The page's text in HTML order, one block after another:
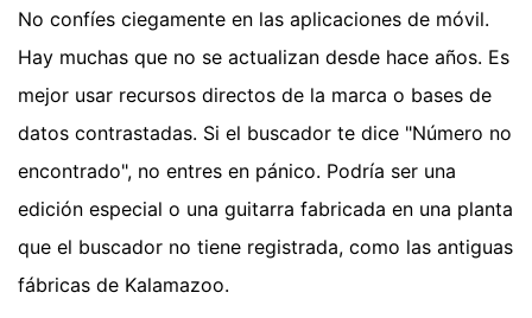
No confíes ciegamente en las aplicaciones de móvil.
Hay muchas que no se actualizan desde hace años. Es
mejor usar recursos directos de la marca o bases de
datos contrastadas. Si el buscador te dice "Número no
encontrado", no entres en pánico. Podría ser una
edición especial o una guitarra fabricada en una planta
que el buscador no tiene registrada, como las antiguas
fábricas de Kalamazoo.